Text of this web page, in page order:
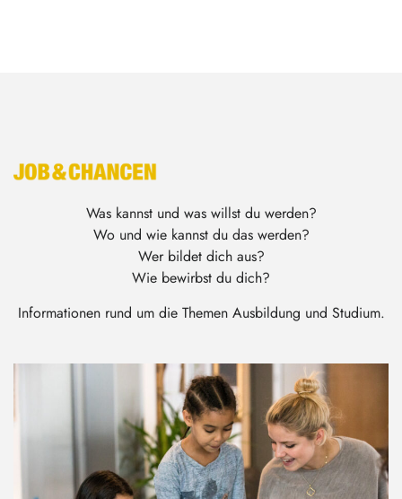
Was kannst und was willst du werden?
Wo und wie kannst du das werden?
Wer bildet dich aus?
Wie bewirbst du dich?
Informationen rund um die Themen Ausbildung und Studium.